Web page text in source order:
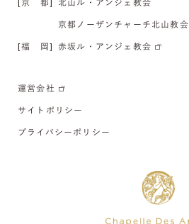
[京 都] 北山ル・アンジェ教会
京都ノーザンチャーチ北山教会
[福 岡] 赤坂ル・アンジェ教会
運営会社
サイトポリシー
プライバシーポリシー